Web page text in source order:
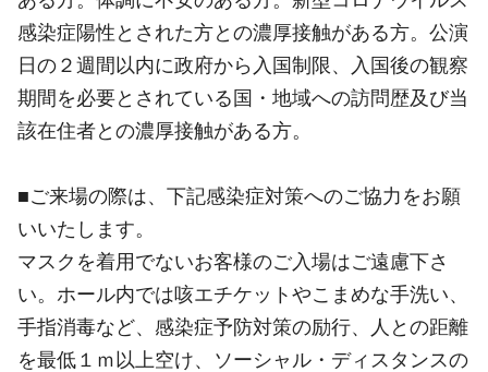
感染症陽性とされた方との濃厚接触がある方。公演
日の２週間以内に政府から入国制限、入国後の観察
期間を必要とされている国・地域への訪問歴及び当
該在住者との濃厚接触がある方。
■ご来場の際は、下記感染症対策へのご協力をお願
いいたします。
マスクを着用でないお客様のご入場はご遠慮下さ
い。ホール内では咳エチケットやこまめな手洗い、
手指消毒など、感染症予防対策の励行、人との距離
を最低１ｍ以上空け、ソーシャル・ディスタンスの